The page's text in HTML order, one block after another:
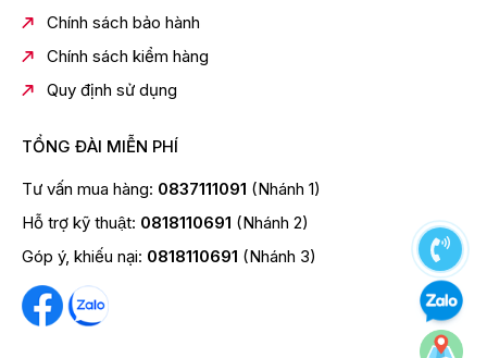
Apple HomeKit
Google Home
Điều Khiển Giọng Nói Tiếng
Việt
LG Voice Search tiếng Việt
Tìm kiếm YouTube bằng giọng nói tiếng Việt
Giúp thao tác nhanh chóng và thuận tiện hơn.
Âm Thanh AI Sound Pro Sống
Chính sách bảo hành
Chính sách kiểm hàng
Quy định sử dụng
TỔNG ĐÀI MIỄN PHÍ
Tư vấn mua hàng: 0837111091 (Nhánh 1)
Hỗ trợ kỹ thuật: 0818110691 (Nhánh 2)
Góp ý, khiếu nại: 0818110691 (Nhánh 3)